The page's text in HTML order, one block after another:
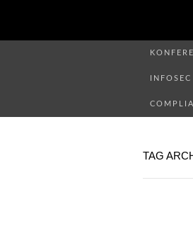
INFOSEC
TAG